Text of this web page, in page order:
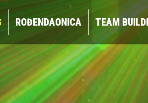
ROĐENDAONICA TEAM
TEAM